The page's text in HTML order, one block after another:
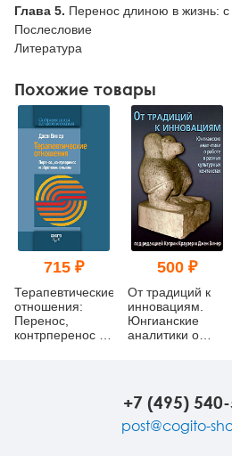
Глава 5. Перенос длиною в жизнь:
Послесловие
Литература
Похожие товары
715 ₽
Терапевтические
отношения:
Перенос,
контрперенос и
500 ₽
От традиций к
инновациям.
Юнгианские
аналитики о
+7 (495)
post@cogito-